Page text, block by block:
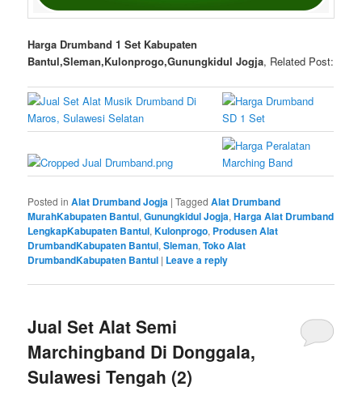
Harga Drumband 1 Set Kabupaten
Bantul,Sleman,Kulonprogo,Gunungkidul Jogja, Related Post:
Posted in Alat Drumband Jogja |Tagged Alat Drumband
MurahKabupaten Bantul,Gunungkidul Jogja,Harga Alat Drumband
LengkapKabupaten Bantul,Kulonprogo, Produsen Alat
DrumbandKabupaten Bantul,Sleman,Toko Alat
DrumbandKabupaten Bantul | Leave a reply
Jual Set Alat Semi
Marchingband Di Donggala,
Sulawesi Tengah (2)